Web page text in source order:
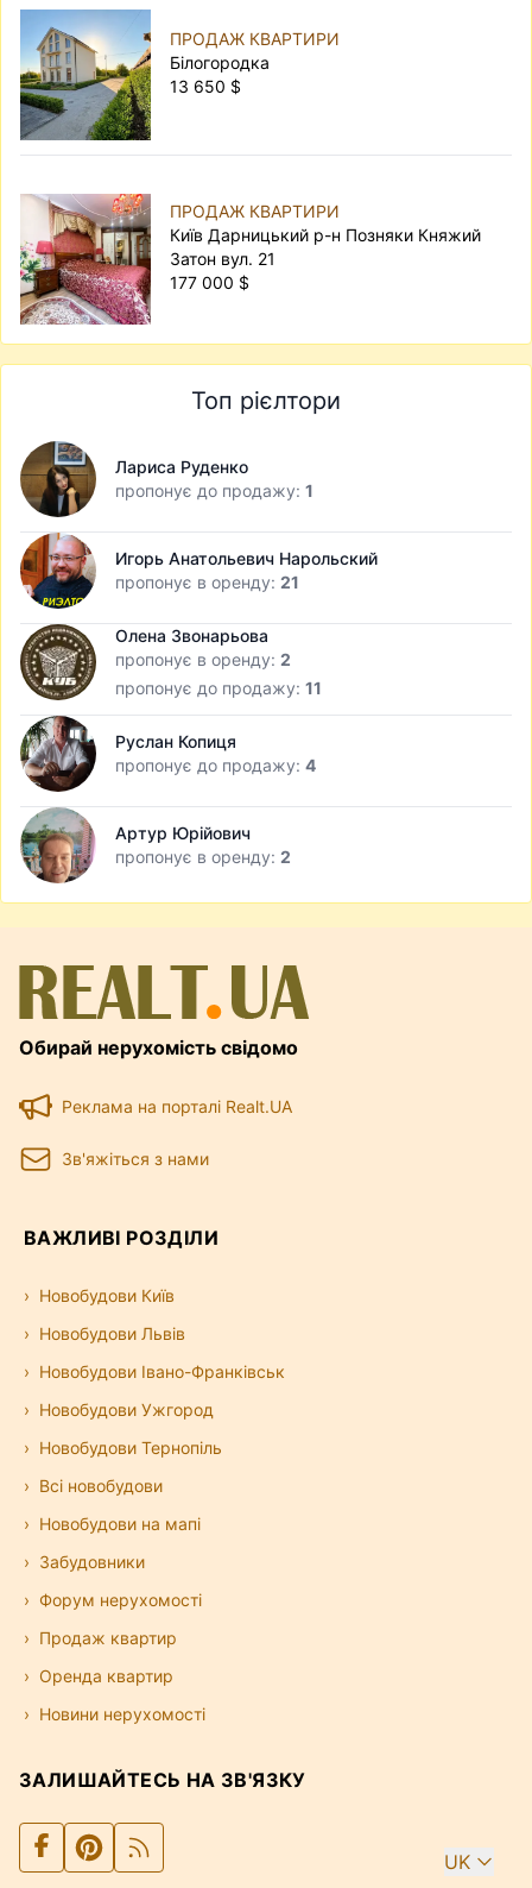
ПРОДАЖ КВАРТИРИ
Білогородка
13 650 $
ПРОДАЖ КВАРТИРИ
Київ Дарницький р-н Позняки Княжий
Затон вул. 21
177 000 $
Топ рієлтори
Лариса Руденко
пропонує до продажу: 1
Игорь Анатольевич Нарольский
пропонує в оренду: 21
Олена Звонарьова
пропонує в оренду: 2
пропонує до продажу: 11
Руслан Копиця
пропонує до продажу: 4
Артур Юрійович
пропонує в оренду: 2
Обирай нерухомість свідомо
Реклама на порталі Realt.UA
Зв'яжіться з нами
ВАЖЛИВІ РОЗДІЛИ
Новобудови Київ
Новобудови Львів
Новобудови Івано-Франківськ
Новобудови Ужгород
Новобудови Тернопіль
Всі новобудови
Новобудови на мапі
Забудовники
Форум нерухомості
Продаж квартир
Оренда квартир
Новини нерухомості
ЗАЛИШАЙТЕСЬ НА ЗВ'ЯЗКУ
UK